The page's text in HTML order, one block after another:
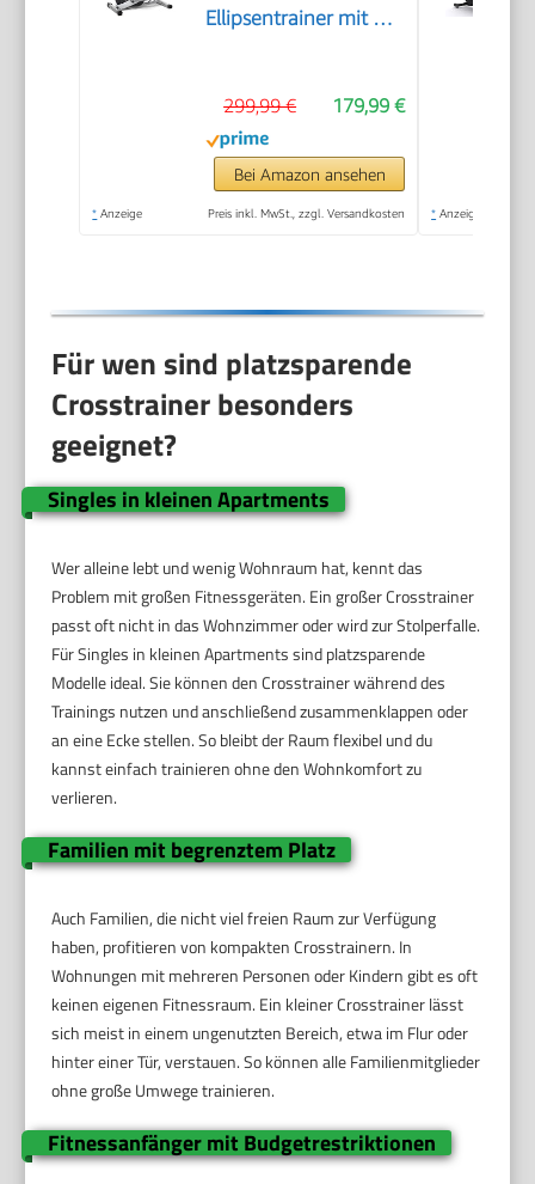
Ellipsentrainer mit 16
Leises Indoor-
Trainingsgerät, LCD-
Monitor, Pulssensor,
bis 120 KG (Grün)
179,99 €
299,99 €
Bei Amazon ansehen
* Anzeige Preis inkl. MwSt., zzgl. Versandkosten * Anzeige
Für wen sind platzsparende
Crosstrainer besonders
geeignet?
Singles in kleinen Apartments
Wer alleine lebt und wenig Wohnraum hat, kennt das
Problem mit großen Fitnessgeräten. Ein großer Crosstrainer
passt oft nicht in das Wohnzimmer oder wird zur Stolperfalle.
Für Singles in kleinen Apartments sind platzsparende
Modelle ideal. Sie können den Crosstrainer während des
Trainings nutzen und anschließend zusammenklappen oder
an eine Ecke stellen. So bleibt der Raum flexibel und du
kannst einfach trainieren ohne den Wohnkomfort zu
verlieren.
Familien mit begrenztem Platz
Auch Familien, die nicht viel freien Raum zur Verfügung
haben, profitieren von kompakten Crosstrainern. In
Wohnungen mit mehreren Personen oder Kindern gibt es oft
keinen eigenen Fitnessraum. Ein kleiner Crosstrainer lässt
sich meist in einem ungenutzten Bereich, etwa im Flur oder
hinter einer Tür, verstauen. So können alle Familienmitglieder
ohne große Umwege trainieren.
Fitnessanfänger mit Budgetrestriktionen